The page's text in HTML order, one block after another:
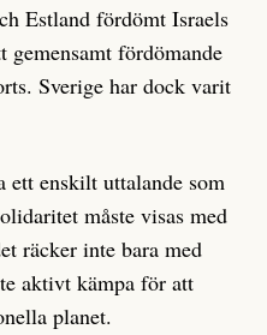
Estland fördömt Israels
gemensamt fördömande
Sverige har dock varit
ett enskilt uttalande som
måste visas med
räcker inte bara med
aktivt kämpa för att
planet.